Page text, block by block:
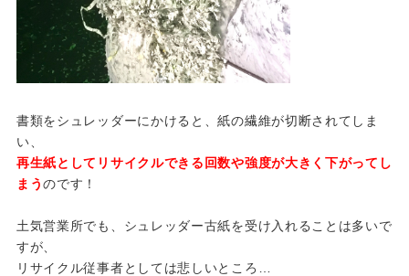
書類をシュレッダーにかけると、紙の繊維が切断されてしま
い、
再生紙としてリサイクルできる回数や強度が大きく下がってし
まうのです！
土気営業所でも、シュレッダー古紙を受け入れることは多いで
すが、
リサイクル従事者としては悲しいところ…